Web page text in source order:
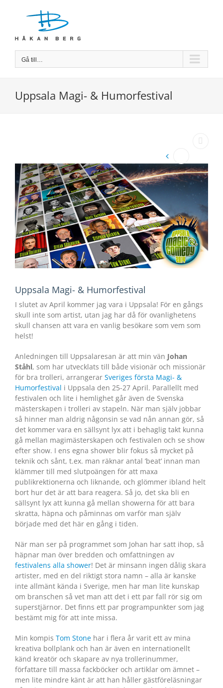
Gå till…
Uppsala Magi- & Humorfestival
Visa
större
bild
Uppsala Magi- & Humorfestival
I slutet av April kommer jag vara i Uppsala! För en gångs
skull inte som artist, utan jag har då för ovanlighetens
skull chansen att vara en vanlig besökare som vem som
helst!
Anledningen till Uppsalaresan är att min vän Johan
Ståhl, som har utvecklats till både visionär och missionär
för bra trolleri, arrangerar Sveriges första Magi- &
Humorfestival i Uppsala den 25-27 April. Parallellt med
festivalen och lite i hemlighet går även de Svenska
mästerskapen i trolleri av stapeln. När man själv jobbar
så hinner man aldrig någonsin se vad nån annan gör, så
det kommer vara en sällsynt lyx att i behaglig takt kunna
gå mellan magimästerskapen och festivalen och se show
efter show. I ens egna shower blir fokus så mycket på
teknik och sånt, t.ex. man räknar antal ’beat’ innan man
klämmer till med slutpoängen för att maxa
publikrektionerna och liknande, och glömmer ibland helt
bort hur det är att bara reagera. Så jo, det ska bli en
sällsynt lyx att kunna gå mellan showerna för att bara
skratta, häpna och påminnas om varför man själv
började med det här en gång i tiden.
När man ser på programmet som Johan har satt ihop, så
häpnar man över bredden och omfattningen av
festivalens alla shower! Det är minsann ingen dålig skara
artister, med en del riktigt stora namn – alla är kanske
inte allmänt kända i Sverige, men har man lite kunskap
om branschen så vet man att det i ett par fall rör sig om
superstjärnor. Det finns ett par programpunkter som jag
bestämt mig för att inte missa.
Min kompis Tom Stone har i flera år varit ett av mina
kreativa bollplank och han är även en internationellt
känd kreatör och skapare av nya trollerinummer,
författare till massa fackböcker och artiklar om ämnet –
men lite mindre känt är att han håller gästföreläsningar